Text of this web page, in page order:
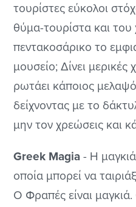
τουρίστες εύκολοι
θύμα-τουρίστα και
πεντακοσάρικο το
μουσείο; Δίνει μερικές
ρωτάει κάποιος
δείχνοντας με το
μην τον χρεώσεις και
Greek Magia - Η μαγκιά
οποία μπορεί να
Ο Φραπές είναι μαγκιά.